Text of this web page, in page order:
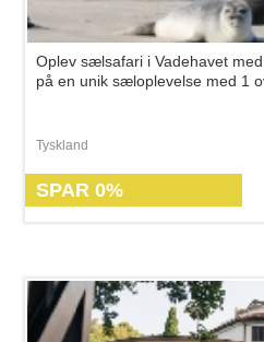
Oplev sælsafari i Vadehavet
på en unik sæloplevelse med 1
Tyskland
SPAR 0%